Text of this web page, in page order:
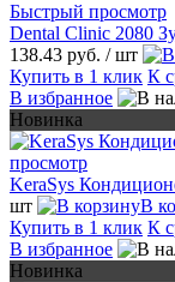
Быстрый просмотр
Dental Clinic 2080
138.43 руб. / шт
Купить в 1 клик К
В избранное
Новинка
просмотр
KeraSys
шт
В
Купить в 1 клик К
В избранное
Новинка